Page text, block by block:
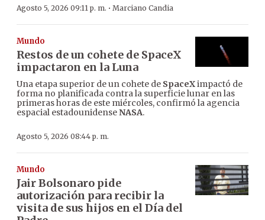
Agosto 5, 2026 09:11 p. m. · Marciano Candia
Mundo
Restos de un cohete de SpaceX
impactaron en la Luna
Una etapa superior de un cohete de SpaceXimpactó de
forma no planificada contra la superficie lunar en las
primeras horas de este miércoles, confirmó la agencia
espacial estadounidenseNASA.
Agosto 5, 2026 08:44 p. m.
Mundo
Jair Bolsonaro pide
autorización para recibir la
visita de sus hijos en el Día del